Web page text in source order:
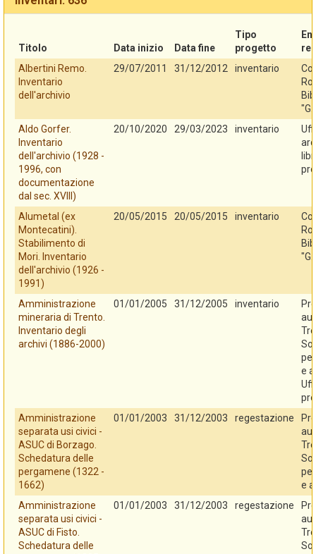
Titolo Data inizio Data fine
Tipo
progetto
Albertini Remo.
Inventario
dell'archivio
29/07/2011 31/12/2012 inventario
Aldo Gorfer.
Inventario
dell'archivio (1928 -
1996, con
documentazione
dal sec. XVIII)
20/10/2020 29/03/2023 inventario
Alumetal (ex
Montecatini).
Stabilimento di
Mori. Inventario
dell'archivio (1926 -
1991)
20/05/2015 20/05/2015 inventario
Amministrazione
mineraria di Trento.
Inventario degli
archivi (1886-2000)
01/01/2005 31/12/2005 inventario
e
Amministrazione
separata usi civici -
ASUC di Borzago.
Schedatura delle
pergamene (1322 -
1662)
01/01/2003 31/12/2003 regestazione
e
Amministrazione
separata usi civici -
ASUC di Fisto.
Schedatura delle
01/01/2003 31/12/2003 regestazione